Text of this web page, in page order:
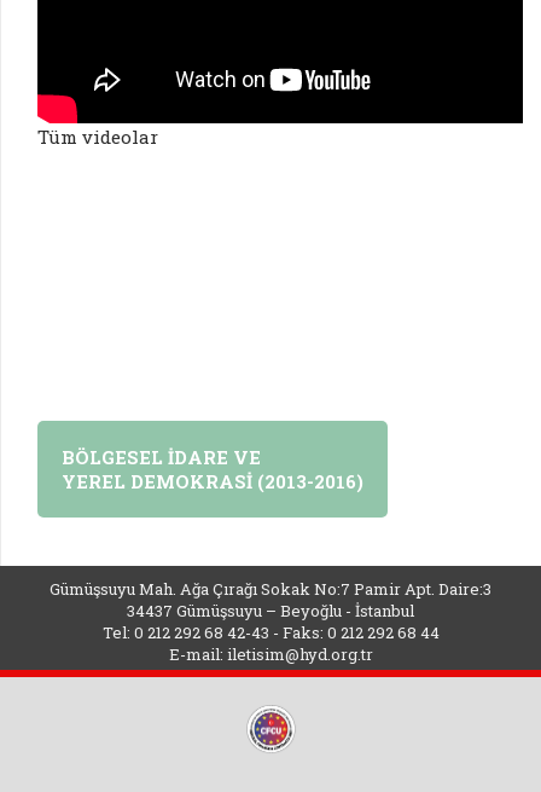
Tüm videolar
BÖLGESEL İDARE VE
YEREL DEMOKRASİ (2013-2016)
Gümüşsuyu Mah. Ağa Çırağı Sokak No:7 Pamir Apt. Daire:3
34437 Gümüşsuyu – Beyoğlu - İstanbul
Tel: 0 212 292 68 42-43 - Faks: 0 212 292 68 44
E-mail: iletisim@hyd.org.tr